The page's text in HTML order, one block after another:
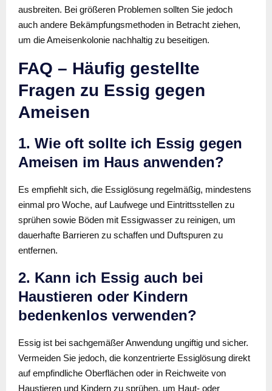
ausbreiten. Bei größeren Problemen sollten Sie jedoch
auch andere Bekämpfungsmethoden in Betracht ziehen,
um die Ameisenkolonie nachhaltig zu beseitigen.
FAQ – Häufig gestellte
Fragen zu Essig gegen
Ameisen
1. Wie oft sollte ich Essig gegen
Ameisen im Haus anwenden?
Es empfiehlt sich, die Essiglösung regelmäßig, mindestens
einmal pro Woche, auf Laufwege und Eintrittsstellen zu
sprühen sowie Böden mit Essigwasser zu reinigen, um
dauerhafte Barrieren zu schaffen und Duftspuren zu
entfernen.
2. Kann ich Essig auch bei
Haustieren oder Kindern
bedenkenlos verwenden?
Essig ist bei sachgemäßer Anwendung ungiftig und sicher.
Vermeiden Sie jedoch, die konzentrierte Essiglösung direkt
auf empfindliche Oberflächen oder in Reichweite von
Haustieren und Kindern zu sprühen, um Haut- oder